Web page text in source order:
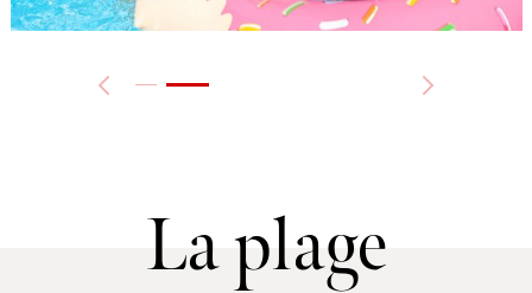
La plage